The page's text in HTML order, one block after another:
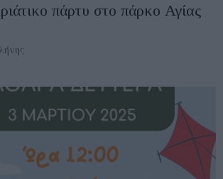
πάρτυ στο πάρκο Αγίας